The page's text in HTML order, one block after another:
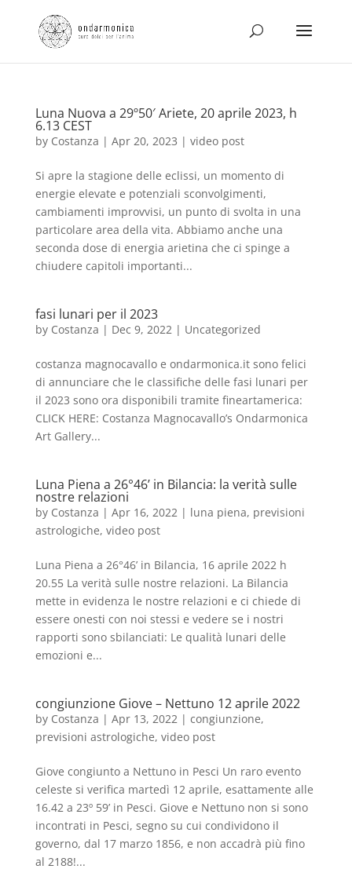
Luna Nuova a 29º50′ Ariete, 20 aprile 2023, h
6.13 CEST
by Costanza | Apr 20, 2023 | video post
Si apre la stagione delle eclissi, un momento di
energie elevate e potenziali sconvolgimenti,
cambiamenti improvvisi, un punto di svolta in una
particolare area della vita. Abbiamo anche una
seconda dose di energia arietina che ci spinge a
chiudere capitoli importanti...
fasi lunari per il 2023
by Costanza | Dec 9, 2022| Uncategorized
costanza magnocavallo e ondarmonica.it sono felici
di annunciare che le classifiche delle fasi lunari per
il 2023 sono ora disponibili tramite fineartamerica:
CLICK HERE: Costanza Magnocavallo’s Ondarmonica
Art Gallery...
Luna Piena a 26°46’ in Bilancia: la verità sulle
nostre relazioni
by Costanza | Apr 16, 2022| luna piena, previsioni
astrologiche, video post
Luna Piena a 26°46’ in Bilancia, 16 aprile 2022 h
20.55 La verità sulle nostre relazioni. La Bilancia
mette in evidenza le nostre relazioni e ci chiede di
essere onesti con noi stessi e vedere se i nostri
rapporti sono sbilanciati: Le qualità lunari delle
emozioni e...
congiunzione Giove – Nettuno 12 aprile 2022
by Costanza | Apr 13, 2022| congiunzione,
previsioni astrologiche, video post
Giove congiunto a Nettuno in Pesci Un raro evento
celeste si verifica martedì 12 aprile, esattamente alle
16.42 a 23º 59’ in Pesci. Giove e Nettuno non si sono
incontrati in Pesci, segno su cui condividono il
governo, dal 17 marzo 1856, e non accadrà più fino
al 2188!...